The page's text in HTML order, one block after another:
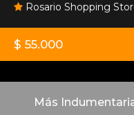
Rosario Shopping
$ 55.000
Más